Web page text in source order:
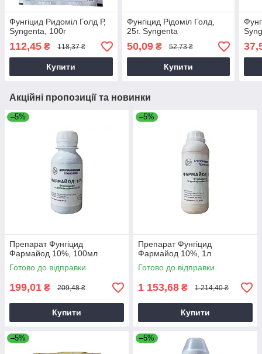
Фунгіцид Ридоміл Голд Р,
Syngenta, 100г
112,45 ₴ 118,37 ₴
Купити
Фунгіцид Рідоміл Голд,
25г. Syngenta
50,09₴ 52,73 ₴
Купити
Акційні пропозиції та новинки
–5%
Препарат Фунгіцид
Фармайод 10%, 100мл
Готово до відправки
199,01 ₴ 209,48 ₴
Купити
–5%
Препарат Фунгіцид
Фармайод 10%, 1л
Готово до відправки
1 153,68 ₴ 1 214,40 ₴
Купити
–5% –5%